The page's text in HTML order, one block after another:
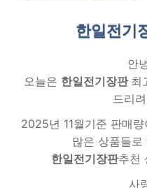
한일전기
안
오늘은 한일전기장판 최
드리
2025년 11월기준 판매
많은 상품들로
한일전기장판추천
사